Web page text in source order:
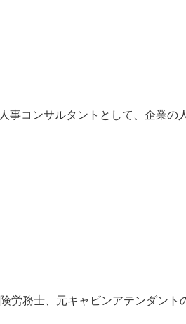
コンサルタントとして、企業の
労務士、元キャビンアテンダント